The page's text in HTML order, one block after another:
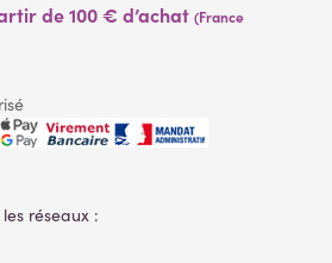
de 100 € d’achat (France